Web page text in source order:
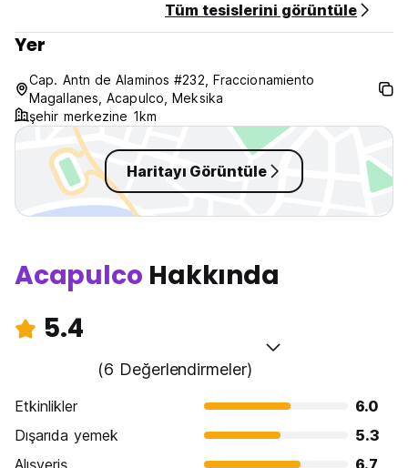
Tüm tesislerini görüntüle
Yer
Cap. Antn de Alaminos #232, Fraccionamiento
Magallanes, Acapulco, Meksika
şehir merkezine 1km
Haritayı Görüntüle
Acapulco Hakkında
5.4
(6 Değerlendirmeler)
Etkinlikler
6.0
Dışarıda yemek
5.3
Alışveriş
6.7